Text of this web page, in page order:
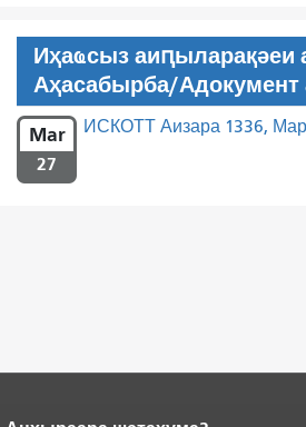
Иҳаҩсыз аиԥыларақәеи
Аҳасабырба/Адокумент
Mar
27
ИСКОТТ Аизара 1336,